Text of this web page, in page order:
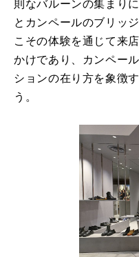
則なバルーンの集まり
とカンペールのブリッ
こその体験を通じて来
かけであり、カンペー
ションの在り方を象徴
う。